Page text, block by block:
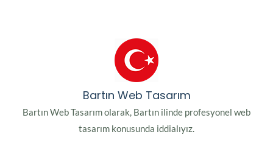
Bartın Web Tasarım
Bartın Web Tasarım olarak, Bartın ilinde profesyonel web
tasarım konusunda iddialıyız.